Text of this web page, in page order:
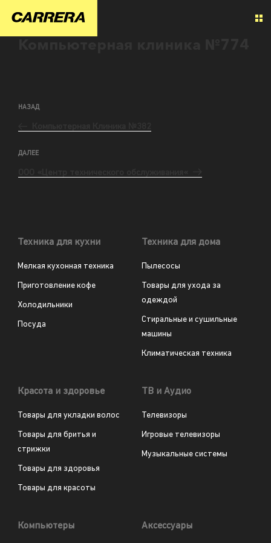
НАЗАД
ДАЛЕЕ
Техника для кухни
Мелкая кухонная техника
Приготовление кофе
Холодильники
Посуда
Техника для дома
Пылесосы
Товары для ухода за
одеждой
Стиральные и сушильные
машины
Климатическая техника
Красота и здоровье
Товары для укладки волос
Товары для бритья и
стрижки
Товары для здоровья
Товары для красоты
ТВ и Аудио
Телевизоры
Игровые телевизоры
Музыкальные системы
Компьютеры Аксессуары